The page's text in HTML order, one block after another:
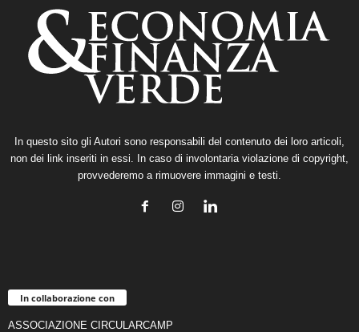
In questo sito gli Autori sono responsabili del contenuto dei loro articoli,
non dei link inseriti in essi. In caso di involontaria violazione di copyright,
provvederemo a rimuovere immagini e testi.
In collaborazione con
ASSOCIAZIONE CIRCULARCAMP